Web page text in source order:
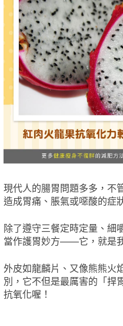
現代人的腸胃問題多多，不
造成胃痛、脹氣或噁酸的症
除了遵守三餐定時定量、細
當作護胃妙方——它，就是
外皮如龍麟片、又像熊熊火
別，它不但是最厲害的「捍
抗氧化喔！